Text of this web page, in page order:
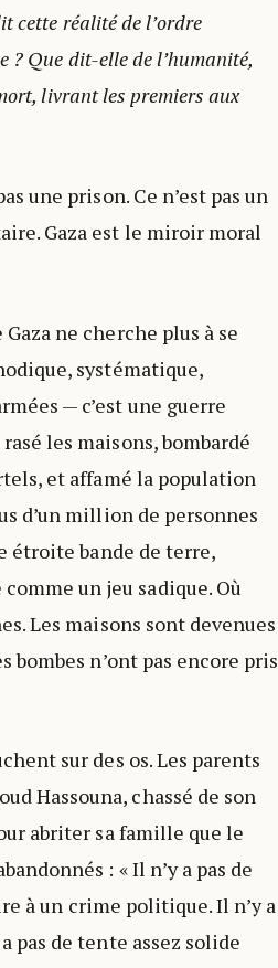
cette réalité de l’ordre
? Que dit-elle de l’humanité,
livrant les premiers aux
une prison. Ce n’est pas un
Gaza est le miroir moral
ne cherche plus à se
systématique,
— c’est une guerre
les maisons, bombardé
et affamé la population
d’un million de personnes
étroite bande de terre,
un jeu sadique. Où
Les maisons sont devenues
n’ont pas encore pris
sur des os. Les parents
Hassouna, chassé de son
abriter sa famille que le
: « Il n’y a pas de
à un crime politique. Il n’y a
pas de tente assez solide